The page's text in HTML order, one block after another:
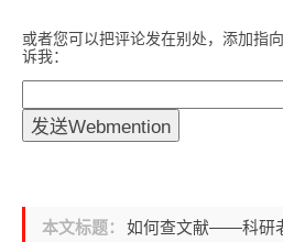
或者您可以把评论发在别处，添加指
诉我：
本文标题：
如何查文献——科研